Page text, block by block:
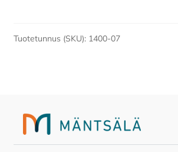
Tuotetunnus (SKU): 1400-07